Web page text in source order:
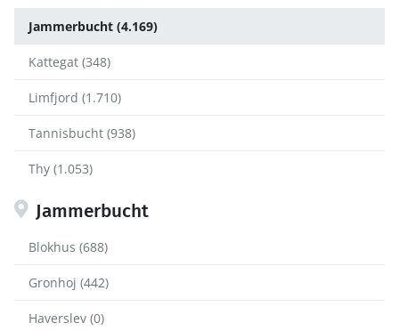
Jammerbucht (4.169)
Kattegat (348)
Limfjord (1.710)
Tannisbucht (938)
Thy (1.053)
Jammerbucht
Blokhus (688)
Gronhoj (442)
Haverslev (0)